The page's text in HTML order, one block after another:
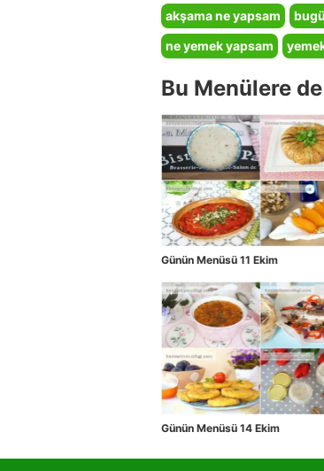
akşama ne yapsam
ne yemek yapsam
Bu Menülere
Günün Menüsü 11 Ekim
Günün Menüsü 14 Ekim